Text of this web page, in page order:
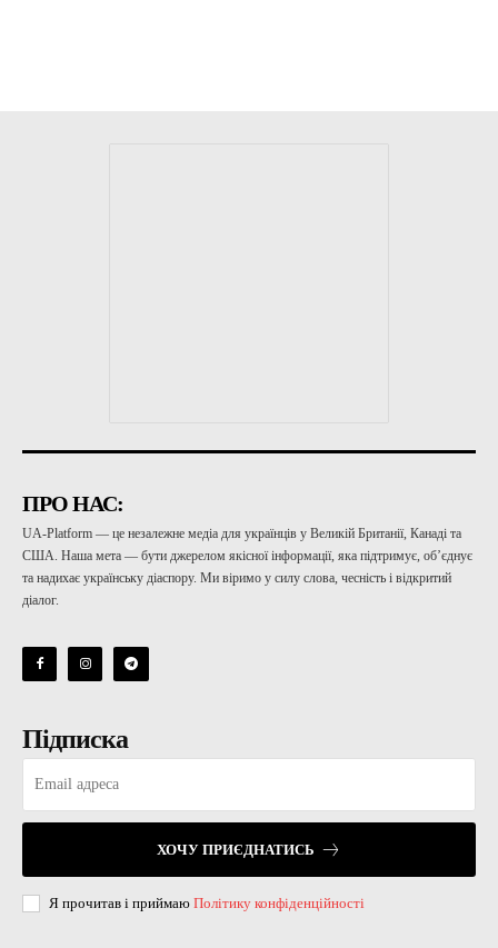
ПРО НАС:
UA-Platform — це незалежне медіа для українців у Великій Британії, Канаді та
США. Наша мета — бути джерелом якісної інформації, яка підтримує, об’єднує
та надихає українську діаспору. Ми віримо у силу слова, чесність і відкритий
діалог.
Підписка
ХОЧУ ПРИЄДНАТИСЬ
Я прочитав і приймаю Політику конфіденційності